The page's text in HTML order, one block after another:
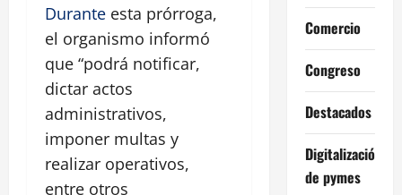
Durante esta prórroga,
el organismo informó
que “podrá notificar,
dictar actos
administrativos,
imponer multas y
realizar operativos,
entre otros
Comercio
Congreso
Destacados
Digitalización
de pymes